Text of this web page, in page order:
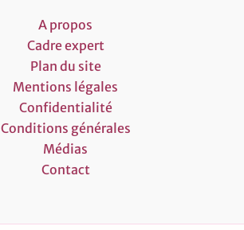
A propos
Cadre expert
Plan du site
Mentions légales
Confidentialité
Conditions générales
Médias
Contact